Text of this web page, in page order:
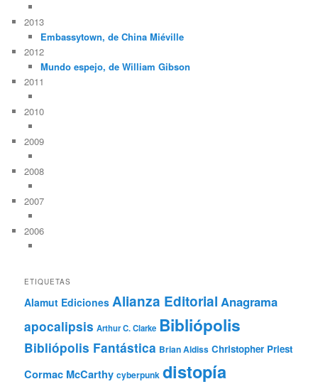
2013
Embassytown, de China Miéville
2012
Mundo espejo, de William Gibson
2011
2010
2009
2008
2007
2006
ETIQUETAS
Alamut Ediciones Alianza Editorial Anagrama
apocalipsis Arthur C. Clarke Bibliópolis
Bibliópolis Fantástica Brian Aldiss Christopher Priest
Cormac McCarthy cyberpunk distopía